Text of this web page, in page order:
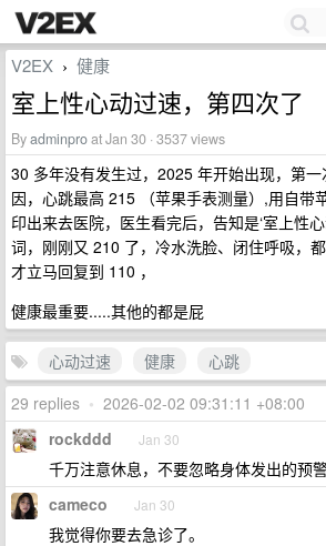
V2EX › 健康
室上性心动过速，第四次了
Byadminproat Jan 30 · 3537 views
30 多年没有发生过，2025 年开始出现，第
因，心跳最高 215 （苹果手表测量）,用自带
印出来去医院，医生看完后，告知是‘室上性
词，刚刚又 210 了，冷水洗脸、闭住呼吸，
才立马回复到 110 ，
健康最重要.....其他的都是屁
心动过速 健康
心跳
29 replies • 2026-02-02 09:31:11 +08:00
rockddd Jan 30
千万注意休息，不要忽略身体发出的预
cameco Jan 30
我觉得你要去急诊了。